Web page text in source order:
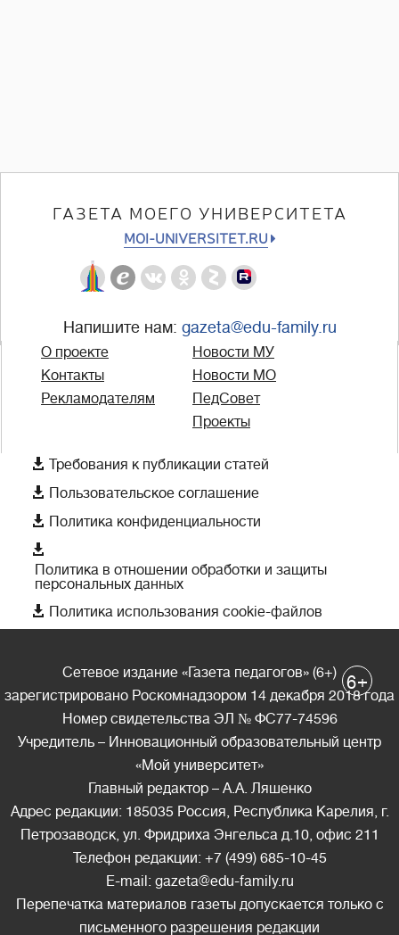
ГАЗЕТА МОЕГО УНИВЕРСИТЕТА
MOI-UNIVERSITET.RU
Напишите нам: gazeta@edu-family.ru
О проекте
Контакты
Рекламодателям
Новости МУ
Новости МО
ПедСовет
Проекты
 Требования к публикации статей
 Пользовательское соглашение
 Политика конфиденциальности

Политика в отношении обработки и защиты
персональных данных
 Политика использования cookie-файлов
Сетевое издание «Газета педагогов» (6+)
зарегистрировано Роскомнадзором 14 декабря 2018 года
Номер свидетельства ЭЛ № ФС77-74596
Учредитель – Инновационный образовательный центр
«Мой университет»
Главный редактор – А.А. Ляшенко
Адрес редакции: 185035 Россия, Республика Карелия, г.
Петрозаводск, ул. Фридриха Энгельса д.10, офис 211
Телефон редакции: +7 (499) 685-10-45
E-mail: gazeta@edu-family.ru
Перепечатка материалов газеты допускается только c
письменного разрешения редакции
6+